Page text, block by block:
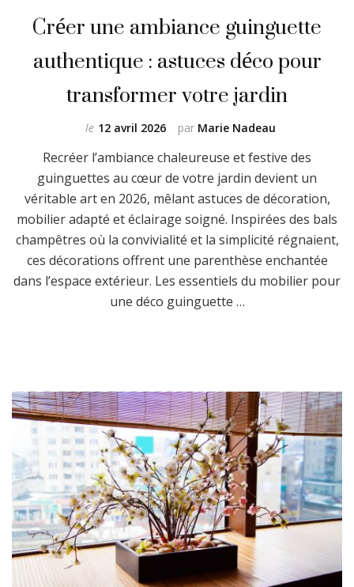
Créer une ambiance guinguette
authentique : astuces déco pour
transformer votre jardin
par Marie Nadeau
le 12 avril 2026
Recréer l’ambiance chaleureuse et festive des
guinguettes au cœur de votre jardin devient un
véritable art en 2026, mêlant astuces de décoration,
mobilier adapté et éclairage soigné. Inspirées des bals
champêtres où la convivialité et la simplicité régnaient,
ces décorations offrent une parenthèse enchantée
dans l’espace extérieur. Les essentiels du mobilier pour
une déco guinguette …